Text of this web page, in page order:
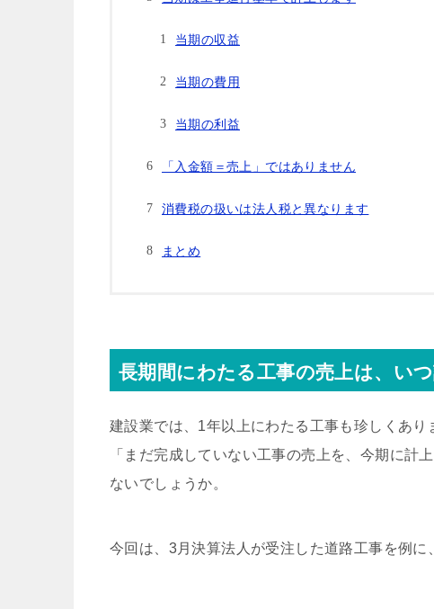
当期の収益
当期の費用
当期の利益
「入金額＝売上」ではありません
消費税の扱いは法人税と異なります
まとめ
長期間にわたる工事の売上は、い
建設業では、1年以上にわたる工事も珍しくあり
「まだ完成していない工事の売上を、今期に
ないでしょうか。
今回は、3月決算法人が受注した道路工事を例に